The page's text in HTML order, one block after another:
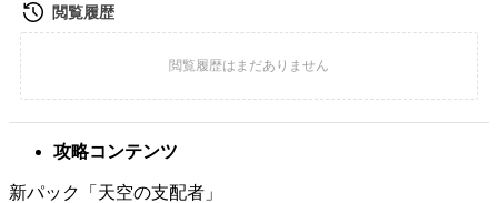
攻略コンテンツ
新パック「天空の支配者」